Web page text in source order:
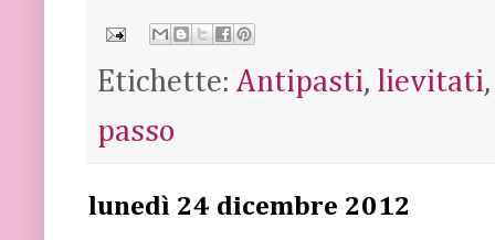
Etichette:Antipasti, lievitati
passo
lunedì 24 dicembre 2012